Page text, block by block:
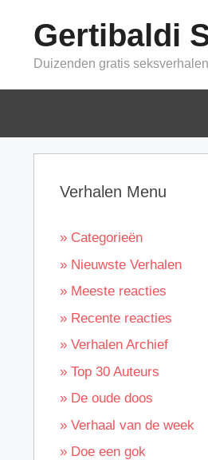
inhoud
Gertibaldi
Duizenden gratis
Verhalen Menu
» Categorieën
» Nieuwste Verhalen
» Meeste reacties
» Recente reacties
» Verhalen Archief
» Top 30 Auteurs
» De oude doos
» Verhaal van de week
» Doe een gok